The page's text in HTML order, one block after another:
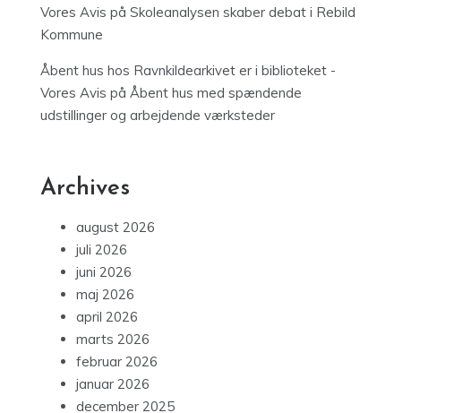
Vores Avis på Skoleanalysen skaber debat i Rebild
Kommune
Åbent hus hos Ravnkildearkivet er i biblioteket -
Vores Avis på Åbent hus med spændende
udstillinger og arbejdende værksteder
Archives
august 2026
juli 2026
juni 2026
maj 2026
april 2026
marts 2026
februar 2026
januar 2026
december 2025